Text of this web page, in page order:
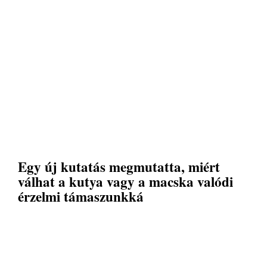
Egy új kutatás megmutatta, miért
válhat a kutya vagy a macska valódi
érzelmi támaszunkká